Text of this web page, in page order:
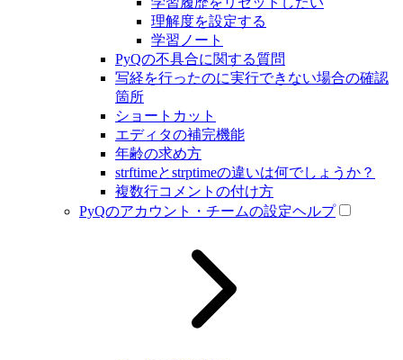
理解度を設定する
学習ノート
PyQの不具合に関する質問
写経を行ったのに実行できない場合の確認
箇所
ショートカット
エディタの補完機能
年齢の求め方
strftimeとstrptimeの違いは何でしょうか？
複数行コメントの付け方
PyQのアカウント・チームの設定ヘルプ